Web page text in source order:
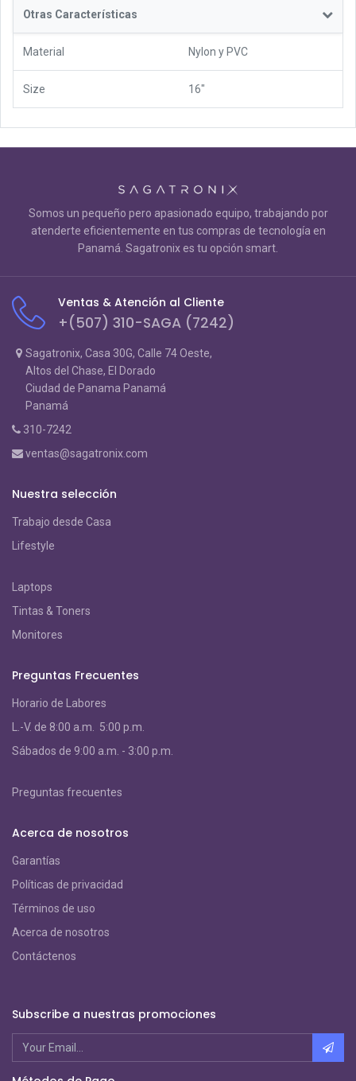
Otras Características
Material Nylon y PVC
Size 16"
Somos un pequeño pero apasionado equipo, trabajando por
atenderte eficientemente en tus compras de tecnología en
Panamá. Sagatronix es tu opción smart.
Ventas & Atención al Cliente
+(507) 310-SAGA (7242)
Sagatronix, Casa 30G, Calle 74 Oeste,
Altos del Chase, El Dorado
Ciudad de Panama Panamá
Panamá
310-7242
ventas@sagatronix.com
Nuestra selección
Trabajo desde Casa
Lifestyle
Laptops
Tintas & Toners
Monitores
Preguntas Frecuentes
Horario de Labores
L.-V. de 8:00 a.m. 5:00 p.m.
Sábados de 9:00 a.m. - 3:00 p.m.
Preguntas frecuentes
Acerca de nosotros
Garantías
Políticas de privacidad
Términos de uso
Acerca de nosotros
Contáctenos
Subscribe a nuestras promociones